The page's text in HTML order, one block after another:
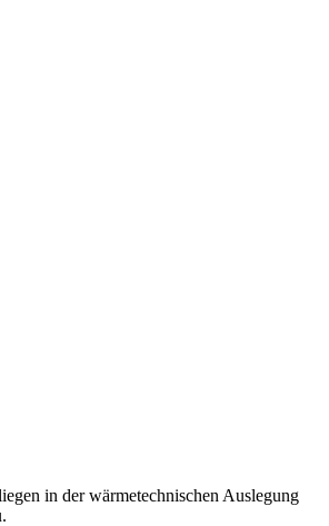
in der wärmetechnischen Auslegung